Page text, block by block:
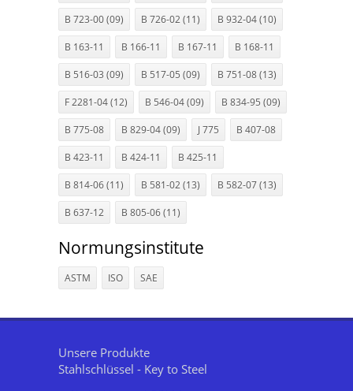
B 723-00 (09) B 726-02 (11) B 932-04 (10)
B 163-11 B 166-11 B 167-11 B 168-11
B 516-03 (09) B 517-05 (09) B 751-08 (13)
F 2281-04 (12) B 546-04 (09) B 834-95 (09)
B 775-08 B 829-04 (09) J 775 B 407-08
B 423-11 B 424-11 B 425-11
B 814-06 (11) B 581-02 (13) B 582-07 (13)
B 637-12 B 805-06 (11)
Normungsinstitute
ASTM ISO SAE
Unsere Produkte
Stahlschlüssel - Key to Steel